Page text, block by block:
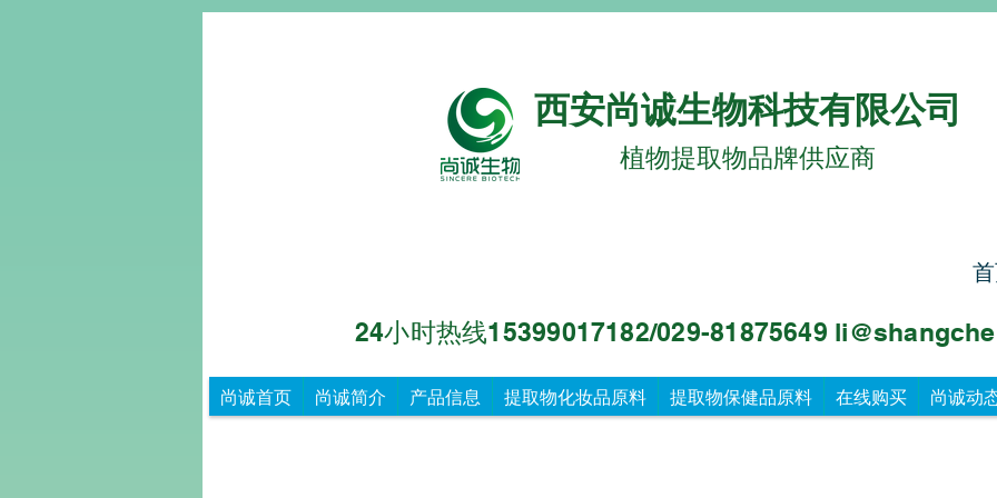
西安尚诚生物科技有限公司
植物提取物品牌供应商
24小时热线15399017182/029-81875649 li@sha
尚诚首页 尚诚简介 产品信息 提取物化妆品原料 提取物保健品原料 在线购买 尚诚动
重
德